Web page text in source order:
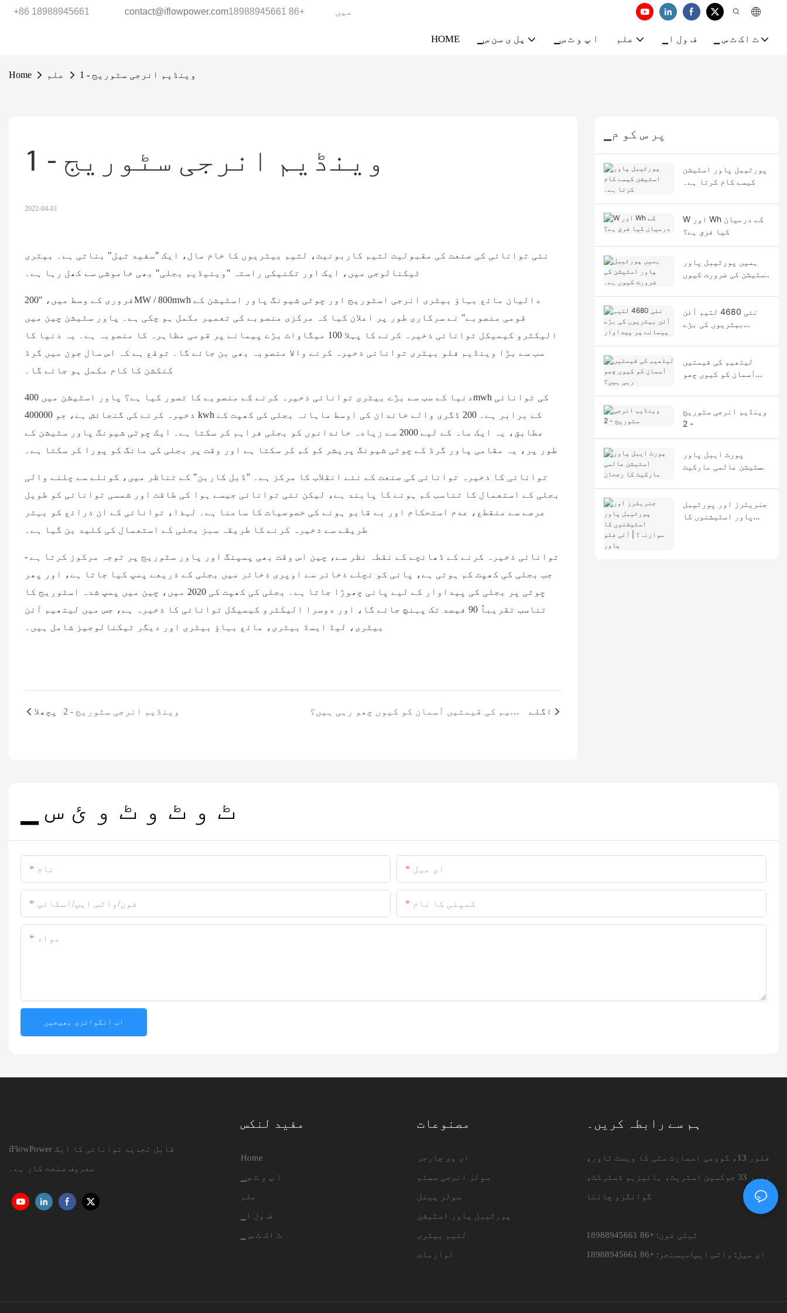
+86 18988945661 contact@iflowpower.com میں +86 18988945661
HOME ▁پل ی سن س ▁ا پ و ٹ س علم ▁ف ول ا ▁ ٹ اک ٹ س
Home علم وینڈیم انرجی سٹوریج - 1
وینڈیم انرجی سٹوریج - 1
2022-04-01
نئی توانائی کی صنعت کی مقبولیت لتیم کاربونیٹ، لتیم بیٹریوں کا خام مال، ایک "سفید تیل" بناتی ہے۔ بیٹری
ٹیکنالوجی میں، ایک اور تکنیکی راستہ "وینیڈیم بجلی" بھی خاموشی سے کھل رہا ہے۔
فروری کے وسط میں، "200MW / 800mwh دالیان مائع بہاؤ بیٹری انرجی اسٹوریج اور چوٹی شیونگ پاور اسٹیشن کے
قومی منصوبے" نے سرکاری طور پر اعلان کیا کہ مرکزی منصوبے کی تعمیر مکمل ہو چکی ہے۔ پاور سٹیشن چین میں
الیکٹرو کیمیکل توانائی ذخیرہ کرنے کا پہلا 100 میگاواٹ بڑے پیمانے پر قومی مظاہرہ کا منصوبہ ہے۔ یہ دنیا کا
سب سے بڑا وینڈیم فلو بیٹری توانائی ذخیرہ کرنے والا منصوبہ بھی بن جائے گا۔ توقع ہے کہ اس سال جون میں گرڈ
کنکشن کا کام مکمل ہو جائے گا۔
دنیا کے سب سے بڑے بیٹری توانائی ذخیرہ کرنے کے منصوبے کا تصور کیا ہے؟ پاور اسٹیشن میں 400mwh کی توانائی
ذخیرہ کرنے کی گنجائش ہے، جو 400000 kwh کے برابر ہے۔ 200 ڈگری والے خاندان کی اوسط ماہانہ بجلی کی کھپت کے
مطابق، یہ ایک ماہ کے لیے 2000 سے زیادہ خاندانوں کو بجلی فراہم کر سکتا ہے۔ ایک چوٹی شیونگ پاور سٹیشن کے
طور پر، یہ مقامی پاور گرڈ کے چوٹی شیونگ پریشر کو کم کر سکتا ہے اور وقت پر بجلی کی مانگ کو پورا کر سکتا ہے۔
توانائی کا ذخیرہ توانائی کی صنعت کے نئے انقلاب کا مرکز ہے۔ "ڈبل کاربن" کے تناظر میں، کوئلے سے چلنے والی
بجلی کے استعمال کا تناسب کم ہونے کا پابند ہے، لیکن نئی توانائی جیسے ہوا کی طاقت اور شمسی توانائی کو طویل
عرصے سے منقطع، عدم استحکام اور بے قابو ہونے کی خصوصیات کا سامنا ہے۔ لہذا، توانائی کے ان ذرائع کو بہتر
طریقے سے ذخیرہ کرنے کا طریقہ سبز بجلی کے استعمال کی کلید بن گیا ہے۔
توانائی ذخیرہ کرنے کے ڈھانچے کے نقطہ نظر سے، چین اس وقت بھی پمپنگ اور پاور سٹوریج پر توجہ مرکوز کرتا ہے -
جب بجلی کی کھپت کم ہوتی ہے، پانی کو نچلے ذخائر سے اوپری ذخائر میں بجلی کے ذریعے پمپ کیا جاتا ہے، اور پھر
چوٹی پر بجلی کی پیداوار کے لیے پانی چھوڑا جاتا ہے۔ بجلی کی کھپت کی 2020 میں، چین میں پمپ شدہ اسٹوریج کا
تناسب تقریباً 90 فیصد تک پہنچ جائے گا، اور دوسرا الیکٹرو کیمیکل توانائی کا ذخیرہ ہے، جس میں لیتھیم آئن
بیٹری، لیڈ ایسڈ بیٹری، مائع بہاؤ بیٹری اور دیگر ٹیکنالوجیز شامل ہیں۔
پچھلا وینڈیم انرجی سٹوریج - 2 لیتھیم کی قیمتیں آسمان کو کیوں چھو رہی ہیں؟ اگلے
▁پر س کو م
پورٹیبل پاور اسٹیشن
کیسے کام کرتا ہے۔
W اور Wh کے درمیان
کیا فرق ہے؟
ہمیں پورٹیبل پاور
اسٹیشن کی ضرورت کیوں
نئی 4680 لتیم آئن
بیٹریوں کی بڑے
لیتھیم کی قیمتیں
آسمان کو کیوں چھو
وینڈیم انرجی سٹوریج
- 2
پورٹ ایبل پاور
اسٹیشن عالمی مارکیٹ
جنریٹرز اور پورٹیبل
پاور اسٹیشنوں کا
▁ ٹ و ٹ و ٹ و ئ س
نام ای میل
فون/واٹس ایپ/اسکائپ کمپنی کا نام
مواد
اب انکوائری بھیجیں
iFlowPower قابل تجدید توانائی کا ایک
معروف صنعت کار ہے۔
مفید لنکس
Home
▁ا پ و ٹ س
علم
▁ف ول ا
▁ ٹ اک ٹ س
مصنوعات
ای وی چارجر
سولر انرجی سسٹم
سولر پینل
پورٹیبل پاور اسٹیشن
لتیم بیٹری
لوازمات
ہم سے رابطہ کریں۔
فلور 13، گوومی اسمارٹ سٹی کا ویسٹ ٹاور،
نمبر 33 جوکسین اسٹریٹ، ہائیزہو ڈسٹرکٹ،
گوانگزو چائنا
ٹیلی فون: +86 18988945661
ای میل: واٹس ایپ/میسنجر: +86 18988945661